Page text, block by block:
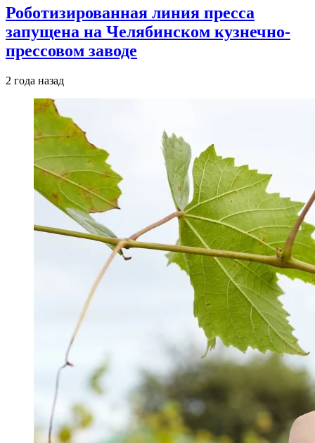
Роботизированная линия пресса
запущена на Челябинском кузнечно-
прессовом заводе
2 года назад